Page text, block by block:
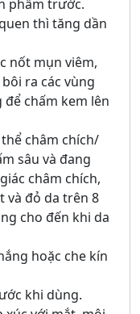
phẩm trước.
thì tăng dần
nốt mụn viêm,
ra các vùng
chấm kem lên
châm chích/
sâu và đang
châm chích,
và đỏ da trên 8
cho đến khi da
hoặc che kín
khi dùng.